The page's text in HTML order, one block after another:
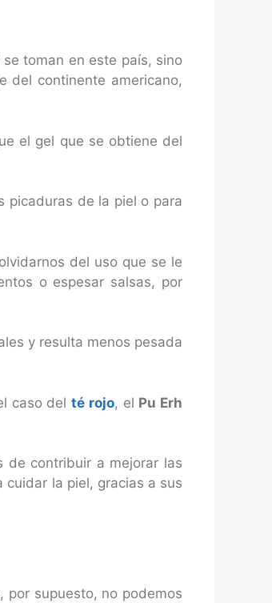
toman en este país, sino
del continente americano,
el gel que se obtiene del
picaduras de la piel o para
del uso que se le
o espesar salsas, por
y resulta menos pesada
caso delté rojo, el Pu Erh
de contribuir a mejorar las
la piel, gracias a sus
por supuesto, no podemos